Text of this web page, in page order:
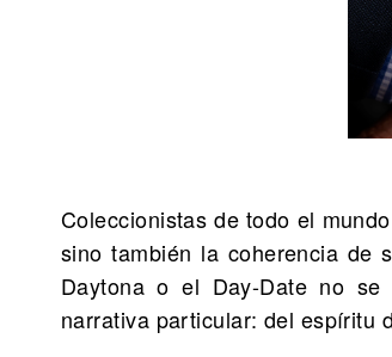
Coleccionistas de todo el
sino también la coherencia de
Daytona o el Day-Date no se
narrativa particular: del espíritu